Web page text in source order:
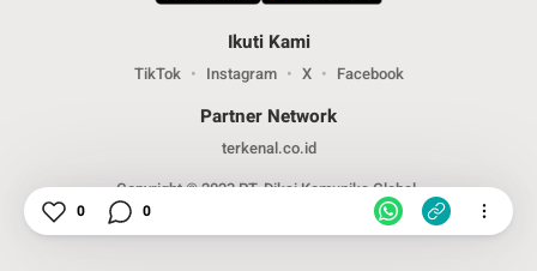
Ikuti Kami
TikTok Instagram X Facebook
Partner Network
terkenal.co.id
Copyright © 2023 PT. Diksi Komunika Global.
0 0